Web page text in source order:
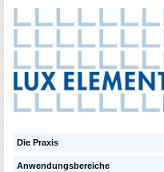
Die Praxis
Anwendungsbereiche